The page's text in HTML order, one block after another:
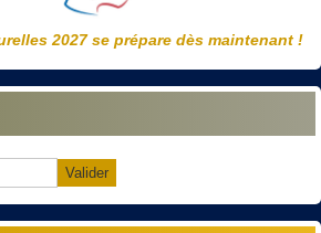
2027 se prépare dès maintenant !
Valider